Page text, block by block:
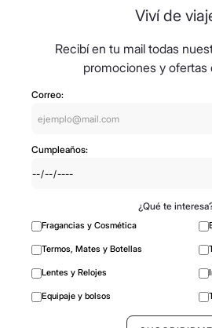
Viví de
Recibí en tu mail todas
promociones y ofertas
Correo:
Cumpleaños:
¿Qué te
Fragancias y Cosmética
Termos, Mates y Botellas
Lentes y Relojes
Equipaje y bolsos